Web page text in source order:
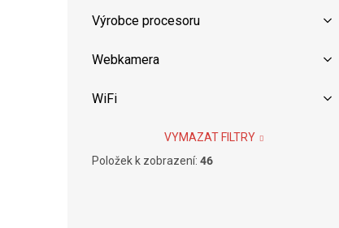
Výrobce procesoru
Webkamera
WiFi
VYMAZAT FILTRY
Položek k zobrazení: 46